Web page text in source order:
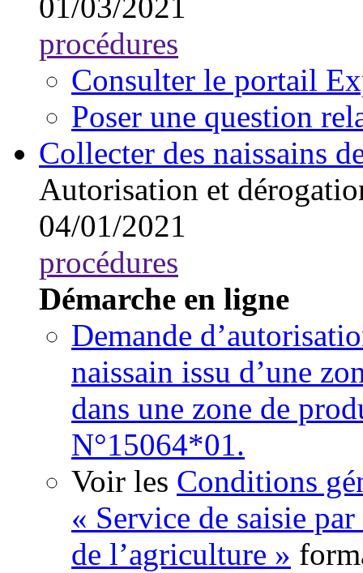
01/03/2021
procédures
Consulter le portail
Poser une question
Collecter des naissains
Autorisation et
04/01/2021
procédures
Démarche en ligne
Demande
naissain issu d’une
dans une zone de
N°15064*01.
Voir les Conditions
« Service de saisie
de l’agriculture »